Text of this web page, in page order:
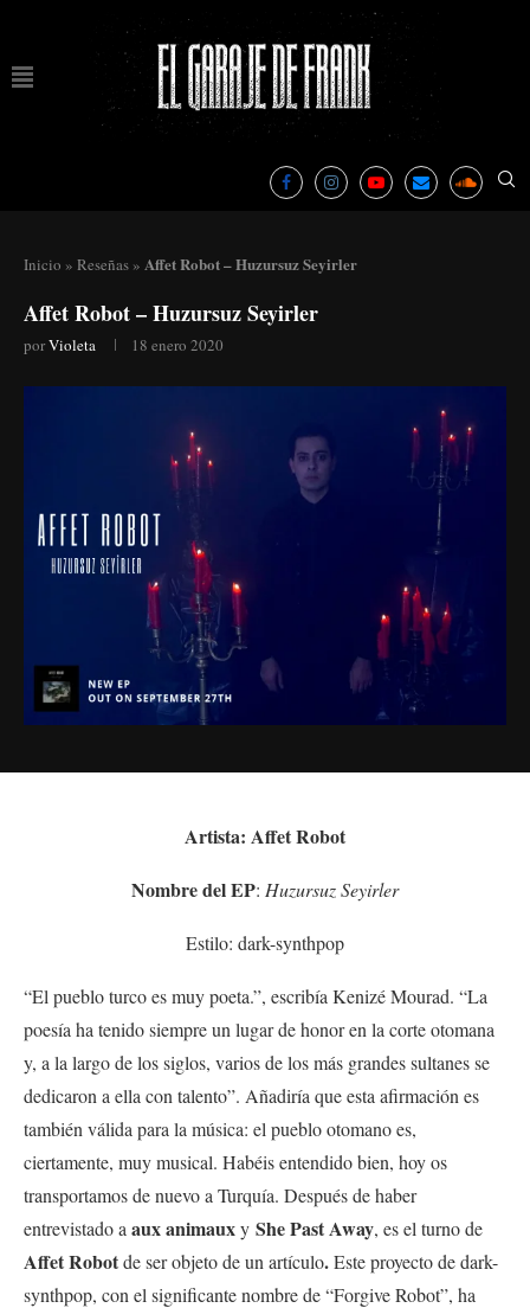
Inicio » Reseñas » Affet Robot – Huzursuz Seyirler
Affet Robot – Huzursuz Seyirler
porVioleta 18 enero 2020
Artista: Affet Robot
Nombre del EP: Huzursuz Seyirler
Estilo: dark-synthpop
“El pueblo turco es muy poeta.”, escribía Kenizé Mourad. “La
poesía ha tenido siempre un lugar de honor en la corte otomana
y, a la largo de los siglos, varios de los más grandes sultanes se
dedicaron a ella con talento”. Añadiría que esta afirmación es
también válida para la música: el pueblo otomano es,
ciertamente, muy musical. Habéis entendido bien, hoy os
transportamos de nuevo a Turquía. Después de haber
entrevistado a aux animauxy She Past Away, es el turno de
Affet Robotde ser objeto de un artículo.Este proyecto de dark-
synthpop, con el significante nombre de “Forgive Robot”, ha